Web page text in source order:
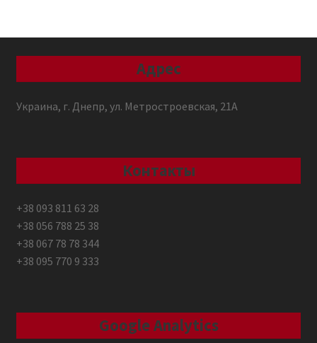
Адрес
Украина, г. Днепр, ул. Метростроевская, 21А
Контакты
+38 093 811 63 28
+38 056 788 25 38
+38 067 78 78 344
+38 095 770 9 333
Google Analytics